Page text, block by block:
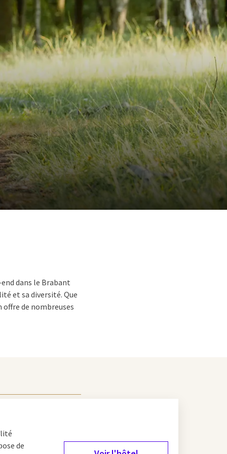
dans le Brabant
et sa diversité. Que
de nombreuses
des
? Partez donc à
chose d'actif
les plus populaires.
Beekse Bergen.
de